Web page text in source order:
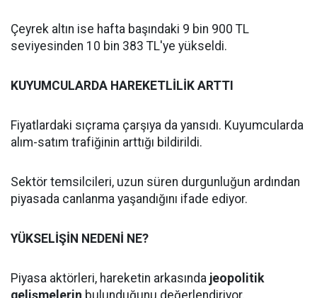
Çeyrek altın ise hafta başındaki 9 bin 900 TL
seviyesinden 10 bin 383 TL'ye yükseldi.
KUYUMCULARDA HAREKETLİLİK ARTTI
Fiyatlardaki sıçrama çarşıya da yansıdı. Kuyumcularda
alım-satım trafiğinin arttığı bildirildi.
Sektör temsilcileri, uzun süren durgunluğun ardından
piyasada canlanma yaşandığını ifade ediyor.
YÜKSELİŞİN NEDENİ NE?
Piyasa aktörleri, hareketin arkasında jeopolitik
gelişmelerin bulunduğunu değerlendiriyor.